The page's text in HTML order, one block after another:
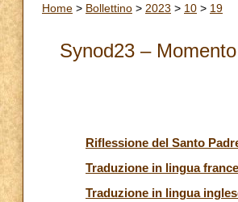
Home > Bollettino > 2023 > 10 > 19
Synod23 –
Riflessione del Santo
Traduzione in lingua
Traduzione in lingua